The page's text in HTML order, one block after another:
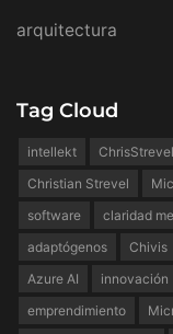
arquitectura
Tag Cloud
intellekt ChrisStrevel
Christian Strevel
software
claridad
adaptógenos
Chivis
Azure AI
innovación
emprendimiento